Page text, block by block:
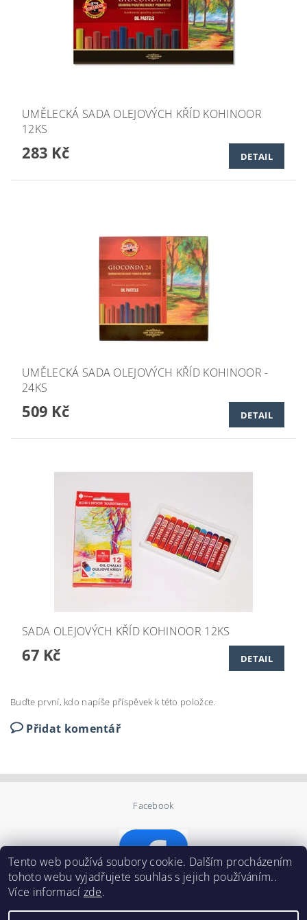
UMĚLECKÁ SADA OLEJOVÝCH KŘÍD KOHINOOR
12KS
283 Kč DETAIL
UMĚLECKÁ SADA OLEJOVÝCH KŘÍD KOHINOOR -
24KS
509 Kč DETAIL
SADA OLEJOVÝCH KŘÍD KOHINOOR 12KS
67 Kč DETAIL
Buďte první, kdo napíše příspěvek k této položce.
Přidat komentář
Facebook
Tento web používá soubory cookie. Dalším procházením
tohoto webu vyjadřujete souhlas s jejich používáním..
Více informací zde.